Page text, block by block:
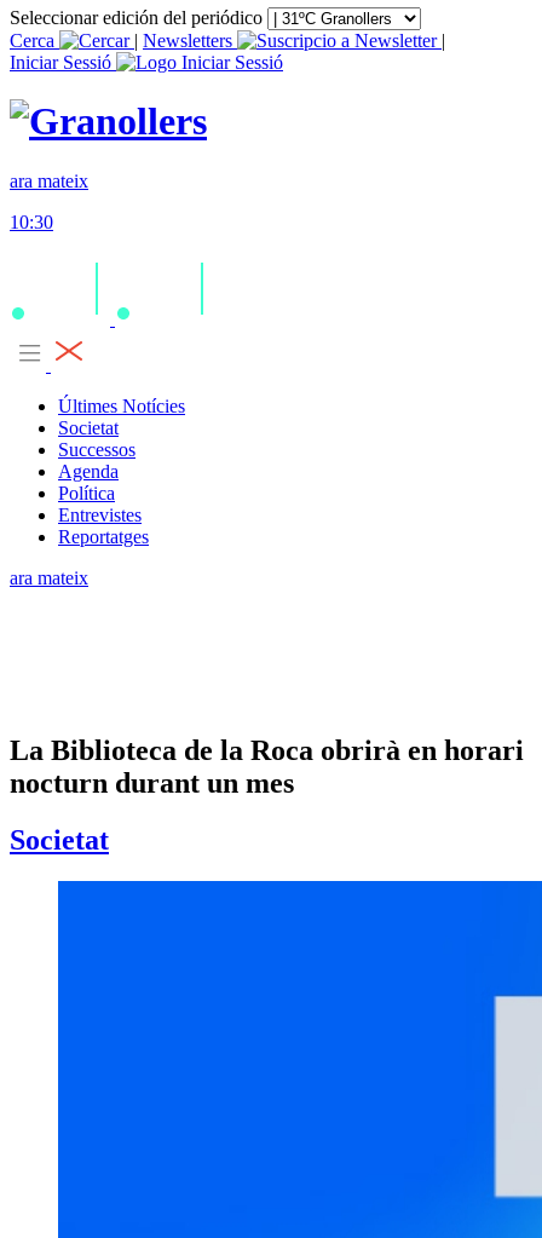
Seleccionar edición del periódico
Cerca
| Newsletters
|
Iniciar Sessió
ara mateix
10:30
Últimes Notícies
Societat
Successos
Agenda
Política
Entrevistes
Reportatges
ara mateix
La Biblioteca de la Roca obrirà en horari
nocturn durant un mes
Societat